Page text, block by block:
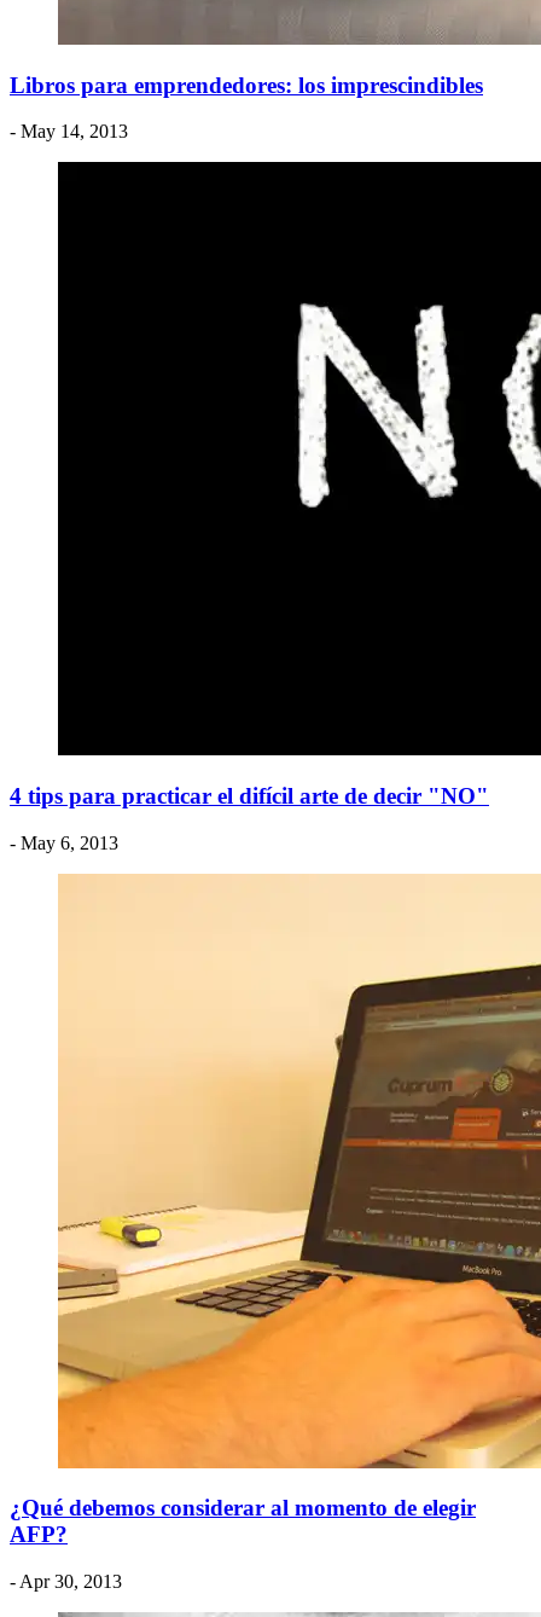
Libros para emprendedores: los imprescindibles
- May 14, 2013
4 tips para practicar el difícil arte de decir "NO"
- May 6, 2013
¿Qué debemos considerar al momento de elegir
AFP?
- Apr 30, 2013